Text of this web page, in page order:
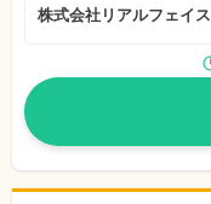
株式会社リアルフェイス